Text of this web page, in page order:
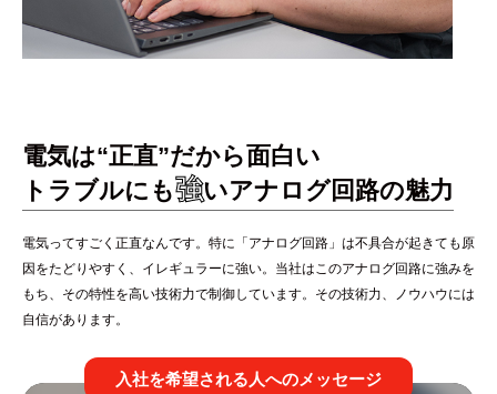
電気は“正直”だから面白い
トラブルにも強いアナログ回路の魅力
電気ってすごく正直なんです。特に「アナログ回路」は不具合が起きても原
因をたどりやすく、イレギュラーに強い。当社はこのアナログ回路に強みを
もち、その特性を高い技術力で制御しています。その技術力、ノウハウには
自信があります。
入社を希望される人へのメッセージ